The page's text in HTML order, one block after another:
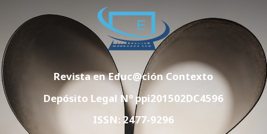
Revista en Educ@ción Contexto
Depósito Legal Nº ppi201502DC4596
ISSN: 2477-9296